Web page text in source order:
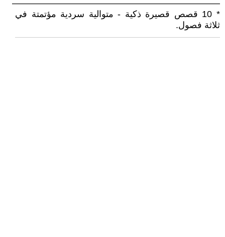
———————————————————————
* 10 قصص قصيرة ذكية - متوالية سردية مؤتمتة في
ثلاثة فصول.